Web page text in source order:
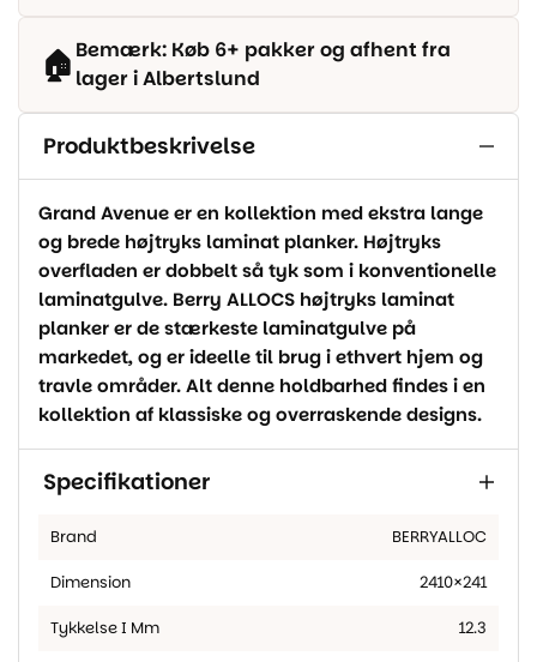
🏠 Bemærk: Køb 6+ pakker og afhent fra
lager i Albertslund
Produktbeskrivelse
Grand Avenue er en kollektion med ekstra lange
og brede højtryks laminat planker. Højtryks
overfladen er dobbelt så tyk som i konventionelle
laminatgulve. Berry ALLOCS højtryks laminat
planker er de stærkeste laminatgulve på
markedet, og er ideelle til brug i ethvert hjem og
travle områder. Alt denne holdbarhed findes i en
kollektion af klassiske og overraskende designs.
Specifikationer
Brand BERRYALLOC
Dimension 2410×241
Tykkelse I Mm 12.3